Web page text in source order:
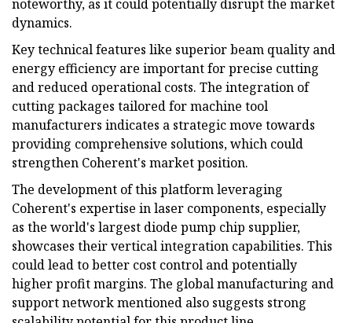
noteworthy, as it could potentially disrupt the market
dynamics.
Key technical features like superior beam quality and
energy efficiency are important for precise cutting
and reduced operational costs. The integration of
cutting packages tailored for machine tool
manufacturers indicates a strategic move towards
providing comprehensive solutions, which could
strengthen Coherent's market position.
The development of this platform leveraging
Coherent's expertise in laser components, especially
as the world's largest diode pump chip supplier,
showcases their vertical integration capabilities. This
could lead to better cost control and potentially
higher profit margins. The global manufacturing and
support network mentioned also suggests strong